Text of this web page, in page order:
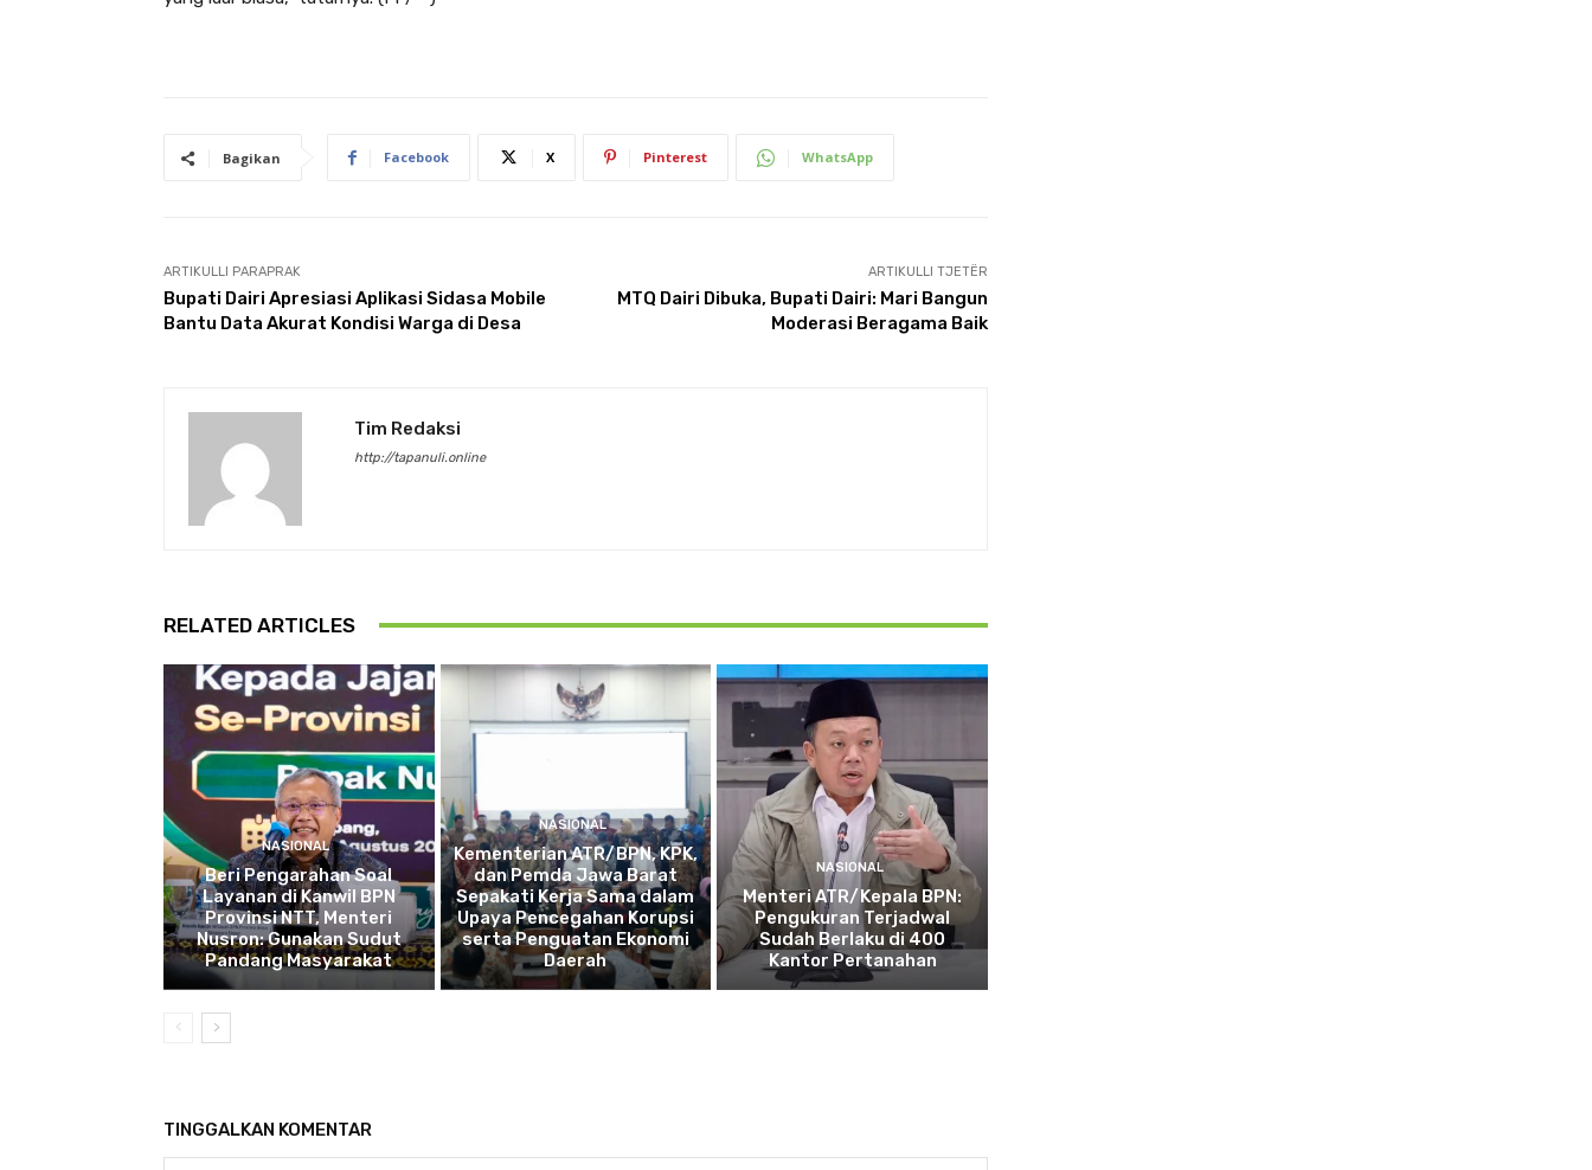
Bagikan Facebook X Pinterest WhatsApp
ARTIKULLI PARAPRAK
Bupati Dairi Apresiasi Aplikasi Sidasa Mobile
Bantu Data Akurat Kondisi Warga di Desa
ARTIKULLI TJETËR
MTQ Dairi Dibuka, Bupati Dairi: Mari Bangun
Moderasi Beragama Baik
Tim Redaksi
http://tapanuli.online
RELATED ARTICLES
NASIONAL
Beri Pengarahan Soal
Layanan di Kanwil BPN
Provinsi NTT, Menteri
Nusron: Gunakan Sudut
Pandang Masyarakat
NASIONAL
Kementerian ATR/BPN, KPK,
dan Pemda Jawa Barat
Sepakati Kerja Sama dalam
Upaya Pencegahan Korupsi
serta Penguatan Ekonomi
Daerah
NASIONAL
Menteri ATR/Kepala BPN:
Pengukuran Terjadwal
Sudah Berlaku di 400
Kantor Pertanahan
TINGGALKAN KOMENTAR